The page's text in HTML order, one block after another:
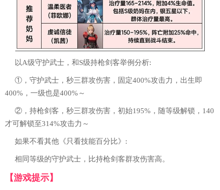
以A级守护武士，和S级持枪剑客举例分析:
①，守护武士，秒三群攻伤害，固定400%攻击力，出生即
400%，一级也是400%～
②，持枪剑客，秒三群攻伤害，初始195%，随等级解锁，140
才可解锁至314%攻击力～
如果不看其他《只看技能百分比》:
相同等级的守护武士，比持枪剑客群攻伤害高。
【游戏提示】